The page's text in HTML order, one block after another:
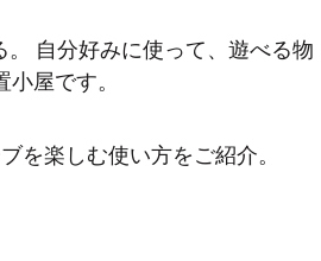
自分好みに使って、遊べる物
小屋です。
を楽しむ使い方をご紹介。